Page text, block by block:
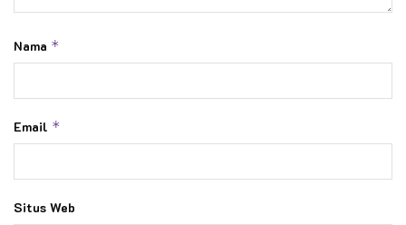
Nama *
Email *
Situs Web